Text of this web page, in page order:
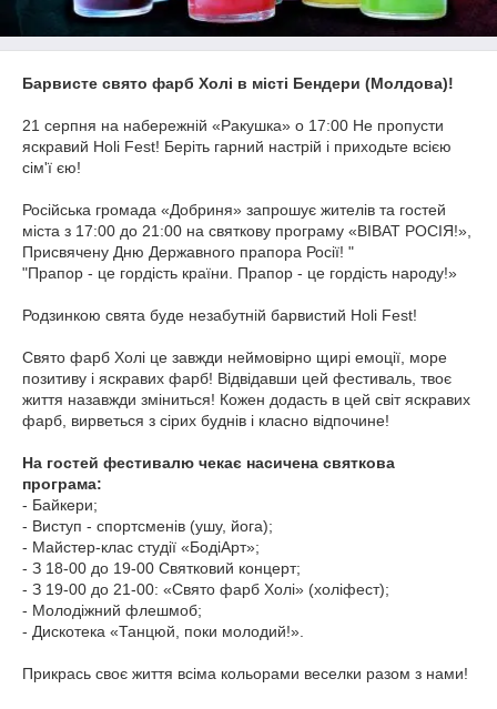
Барвисте свято фарб Холі в місті Бендери (Молдова)!
21 серпня на набережній «Ракушка» о 17:00 Не пропусти
яскравий Holi Fest! Беріть гарний настрій і приходьте всією
сім'ї єю!
Російська громада «Добриня» запрошує жителів та гостей
міста з 17:00 до 21:00 на святкову програму «ВІВАТ РОСІЯ!»,
Присвячену Дню Державного прапора Росії! "
"Прапор - це гордість країни. Прапор - це гордість народу!»
Родзинкою свята буде незабутній барвистий Holi Fest!
Свято фарб Холі це завжди неймовірно щирі емоції, море
позитиву і яскравих фарб! Відвідавши цей фестиваль, твоє
життя назавжди зміниться! Кожен додасть в цей світ яскравих
фарб, вирветься з сірих буднів і класно відпочине!
На гостей фестивалю чекає насичена святкова
програма:
- Байкери;
- Виступ - спортсменів (ушу, йога);
- Майстер-клас студії «БодіАрт»;
- З 18-00 до 19-00 Святковий концерт;
- З 19-00 до 21-00: «Свято фарб Холі» (холіфест);
- Молодіжний флешмоб;
- Дискотека «Танцюй, поки молодий!».
Прикрась своє життя всіма кольорами веселки разом з нами!